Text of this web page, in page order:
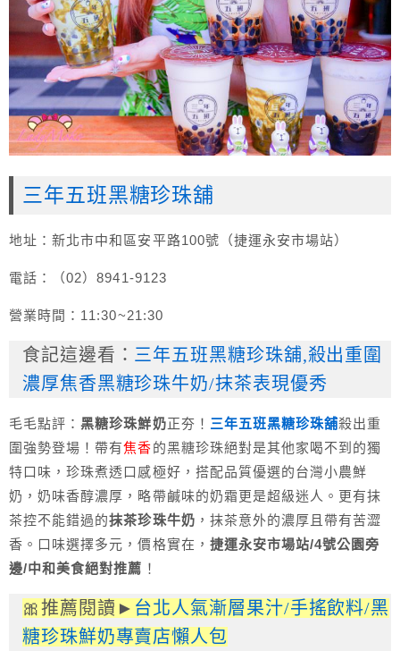
三年五班黑糖珍珠舖
地址：新北市中和區安平路100號（捷運永安市場站）
電話：（02）8941-9123
營業時間：11:30~21:30
食記這邊看： 三年五班黑糖珍珠舖,殺出重圍
濃厚焦香黑糖珍珠牛奶/抹茶表現優秀
毛毛點評：黑糖珍珠鮮奶正夯！ 三年五班黑糖珍珠舖殺出重
圍強勢登場！帶有焦香的黑糖珍珠絕對是其他家喝不到的獨
特口味，珍珠煮透口感極好，搭配品質優選的台灣小農鮮
奶，奶味香醇濃厚，略帶鹹味的奶霜更是超級迷人。更有抹
茶控不能錯過的抹茶珍珠牛奶 ，抹茶意外的濃厚且帶有苦澀
香。口味選擇多元，價格實在， 捷運永安市場站/4號公園旁
邊/中和美食絕對推薦 ！
🎀推薦閱讀► 台北人氣漸層果汁/手搖飲料/黑
糖珍珠鮮奶專賣店懶人包